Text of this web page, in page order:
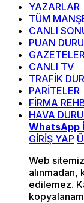
YAZARLAR
TÜM
CANLI
PUAN
CANLI TV
TRAFİK
PARİTELER
FİRMA
HAVA
WhatsApp
GİRİŞ YAP
Web
edilemez.